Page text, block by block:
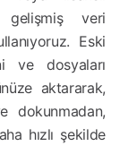
gelişmiş veri
Eski
ve dosyaları
aktararak,
dokunmadan,
hızlı şekilde